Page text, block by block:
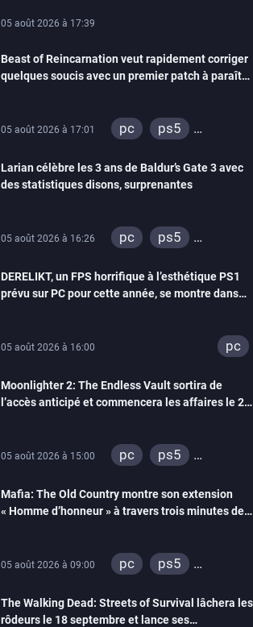
05 août 2026 à 17:39
Beast of Reincarnation veut rapidement corriger
quelques soucis avec un premier patch à paraître
05 août 2026 à 17:01 pc
ps5
Larian célèbre les 3 ans de Baldur’s Gate 3 avec
des statistiques disons, surprenantes
05 août 2026 à 16:26 pc
ps5
DERELIKT, un FPS horrifique à l’esthétique PS1
prévu sur PC pour cette année, se montre dans
05 août 2026 à 16:00 pc
Moonlighter 2: The Endless Vault sortira de
l’accès anticipé et commencera les affaires le 2
05 août 2026 à 15:00 pc
ps5
Mafia: The Old Country montre son extension
« Homme d’honneur » à travers trois minutes de
05 août 2026 à 09:00 pc
ps5
The Walking Dead: Streets of Survival lâchera les
rôdeurs le 18 septembre et lance ses